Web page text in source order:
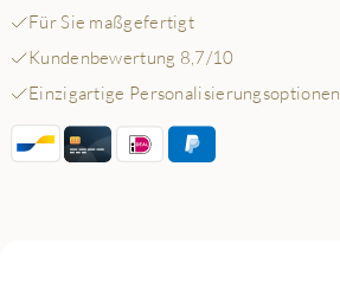
Für Sie maßgefertigt
Kundenbewertung 8,7/10
Einzigartige Personalisierungsoptionen